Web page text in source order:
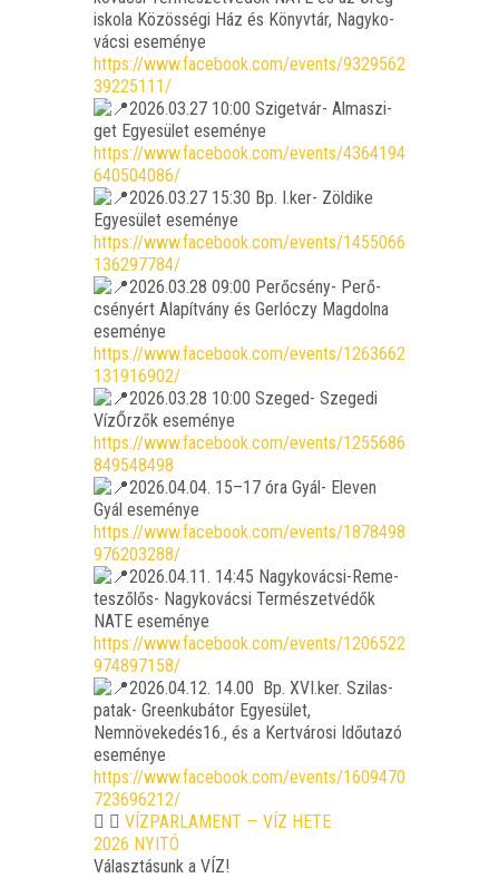
is­ko­la Közös­sé­gi Ház és Könyv­tár, Nagy­ko­
vá­csi ese­mé­nye
https://www.facebook.com/events/9329562
39225111/
2026.03.27 10:00 Szi­get­vár- Alma­szi­
get Egye­sü­let ese­mé­nye
https://www.facebook.com/events/4364194
640504086/
2026.03.27 15:30 Bp. I.ker- Zöl­di­ke
Egye­sü­let ese­mé­nye
https://www.facebook.com/events/1455066
136297784/
2026.03.28 09:00 Perő­csény- Perő­
csé­nyért Ala­pít­vány és Ger­ló­czy Mag­dol­na
ese­mé­nye
https://www.facebook.com/events/1263662
131916902/
2026.03.28 10:00 Sze­ged- Sze­ge­di
Víz­Őr­zők ese­mé­nye
https://www.facebook.com/events/1255686
849548498
2026.04.04. 15–17 óra Gyál- Ele­ven
Gyál ese­mé­nye
https://www.facebook.com/events/1878498
976203288/
2026.04.11. 14:45 Nagy­ko­vá­csi-Reme­
te­sző­lős- Nagy­ko­vá­csi Ter­mé­szet­vé­dők
NATE ese­mé­nye
https://www.facebook.com/events/1206522
974897158/
2026.04.12. 14.00 Bp. XVI.ker. Szi­las-
patak- Green­ku­bá­tor Egye­sü­let,
Nemnövekedés16., és a Kert­vá­ro­si Idő­uta­zó
ese­mé­nye
https://www.facebook.com/events/1609470
723696212/
VÍZPARLAMENT — VÍZ HETE
2026 NYITÓ
Válasz­tá­sunk a VÍZ!